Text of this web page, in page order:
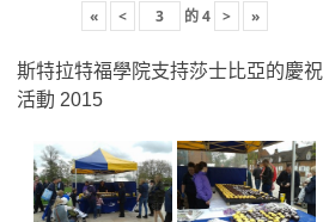
« < 的4 > »
斯特拉特福學院支持莎士比亞的慶祝
活動 2015